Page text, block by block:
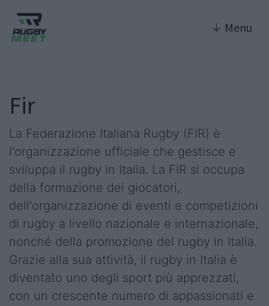
↓ Menu
Fir
La Federazione Italiana Rugby (FIR) è
l'organizzazione ufficiale che gestisce e
sviluppa il rugby in Italia. La FIR si occupa
della formazione dei giocatori,
dell'organizzazione di eventi e competizioni
di rugby a livello nazionale e internazionale,
nonché della promozione del rugby in Italia.
Grazie alla sua attività, il rugby in Italia è
diventato uno degli sport più apprezzati,
con un crescente numero di appassionati e